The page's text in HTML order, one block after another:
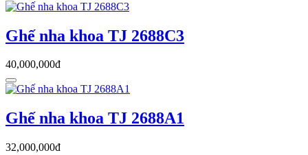
Ghế nha khoa TJ 2688C3
40,000,000đ
Ghế nha khoa TJ 2688A1
32,000,000đ